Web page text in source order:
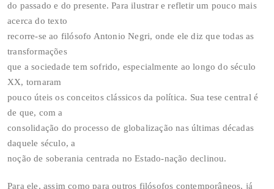
do passado e do presente. Para ilustrar e refletir um pouco mais
acerca do texto
recorre-se ao filósofo Antonio Negri, onde ele diz que todas as
transformações
que a sociedade tem sofrido, especialmente ao longo do século
XX, tornaram
pouco úteis os conceitos clássicos da política. Sua tese central é
de que, com a
consolidação do processo de globalização nas últimas décadas
daquele século, a
noção de soberania centrada no Estado-nação declinou.
Para ele, assim como para outros filósofos contemporâneos, já